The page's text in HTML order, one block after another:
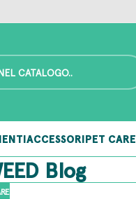
ACCESSORIPET CARE
Blog